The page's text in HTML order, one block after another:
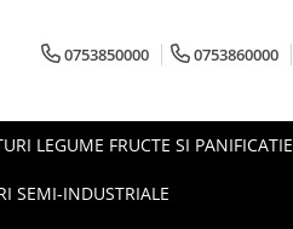
0753850000 0753860000
LEGUME FRUCTE SI PANIFICATIE
SEMI-INDUSTRIALE